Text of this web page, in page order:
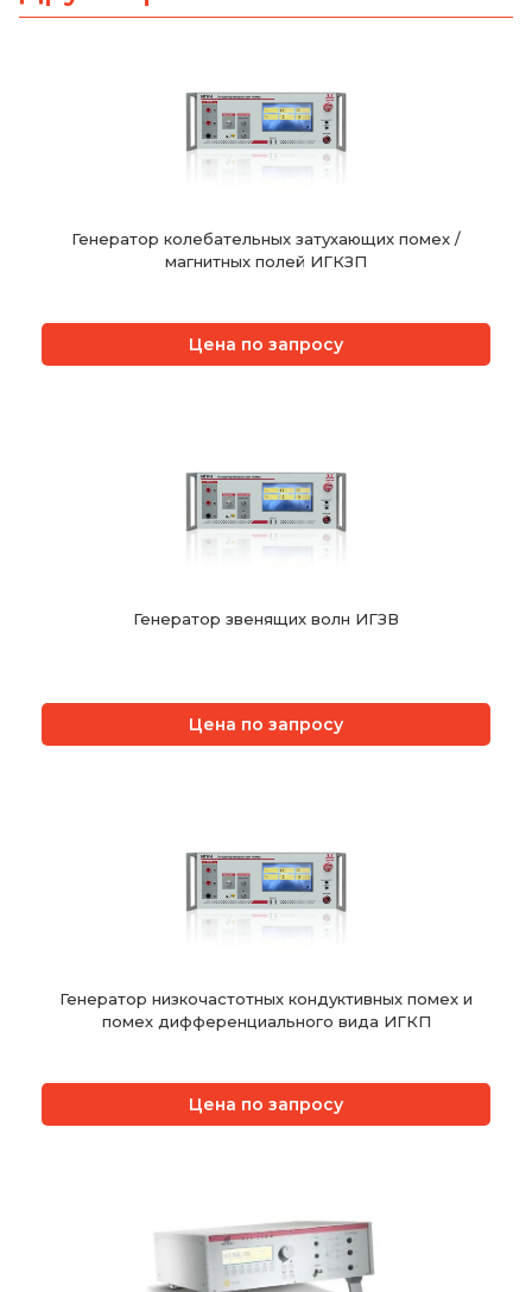
Генератор колебательных затухающих помех /
магнитных полей ИГКЗП
Цена по запросу
Генератор звенящих волн ИГЗВ
Цена по запросу
Генератор низкочастотных кондуктивных помех и
помех дифференциального вида ИГКП
Цена по запросу